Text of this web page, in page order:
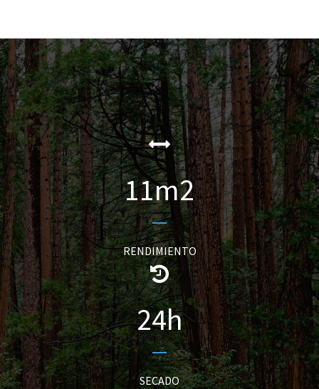
11m2
RENDIMIENTO
24h
SECADO